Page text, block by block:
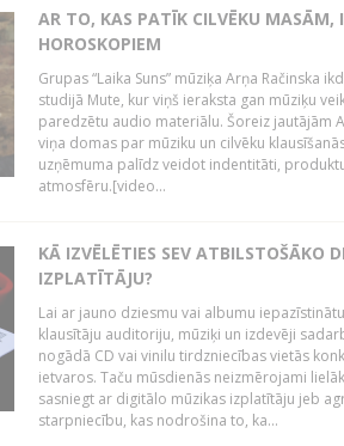
AR TO, KAS PATĪK CILVĒKU MASĀM,
HOROSKOPIEM
Grupas “Laika Suns” mūziķa Arņa Račinska
studijā Mute, kur viņš ieraksta gan mūziķu
paredzētu audio materiālu. Šoreiz jautājām
viņa domas par mūziku un cilvēku
uzņēmuma palīdz veidot indentitāti,
atmosfēru.[video...
KĀ IZVĒLĒTIES SEV ATBILSTOŠĀKO
IZPLATĪTĀJU?
Lai ar jauno dziesmu vai albumu
klausītāju auditoriju, mūziķi un izdevēji
nogādā CD vai vinilu tirdzniecības vietās
ietvaros. Taču mūsdienās neizmērojami
sasniegt ar digitālo mūzikas izplatītāju jeb
starpniecību, kas nodrošina to, ka...